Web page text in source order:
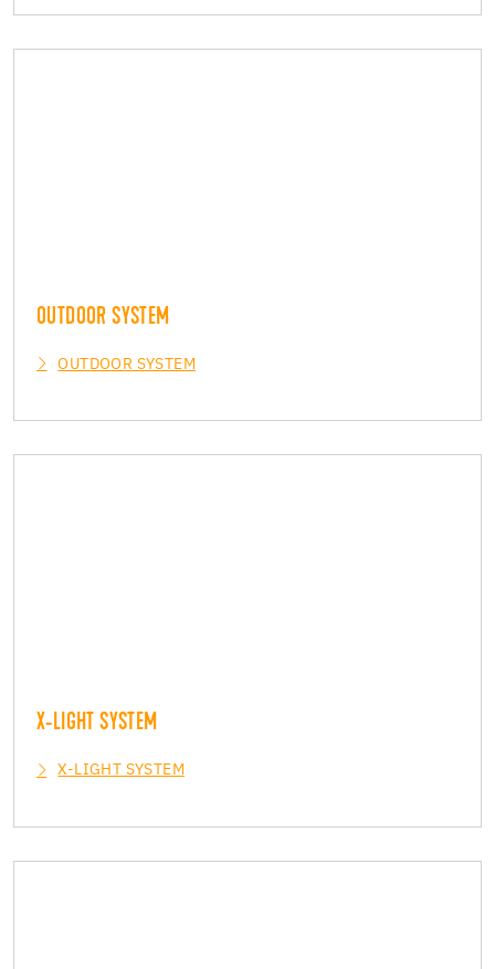
OUTDOOR SYSTEM
OUTDOOR SYSTEM
X-LIGHT SYSTEM
X-LIGHT SYSTEM